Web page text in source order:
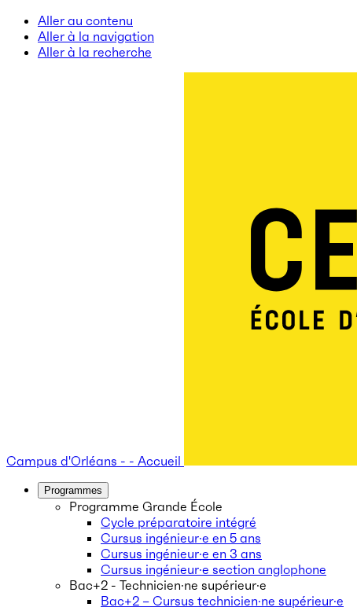
Aller au contenu
Aller à la navigation
Aller à la recherche
Campus d'Orléans - - Accueil
Programmes
Programme Grande École
Cycle préparatoire intégré
Cursus ingénieur·e en 5 ans
Cursus ingénieur·e en 3 ans
Cursus ingénieur·e section anglophone
Bac+2 - Technicien·ne supérieur·e
Bac+2 – Cursus technicien·ne supérieur·e